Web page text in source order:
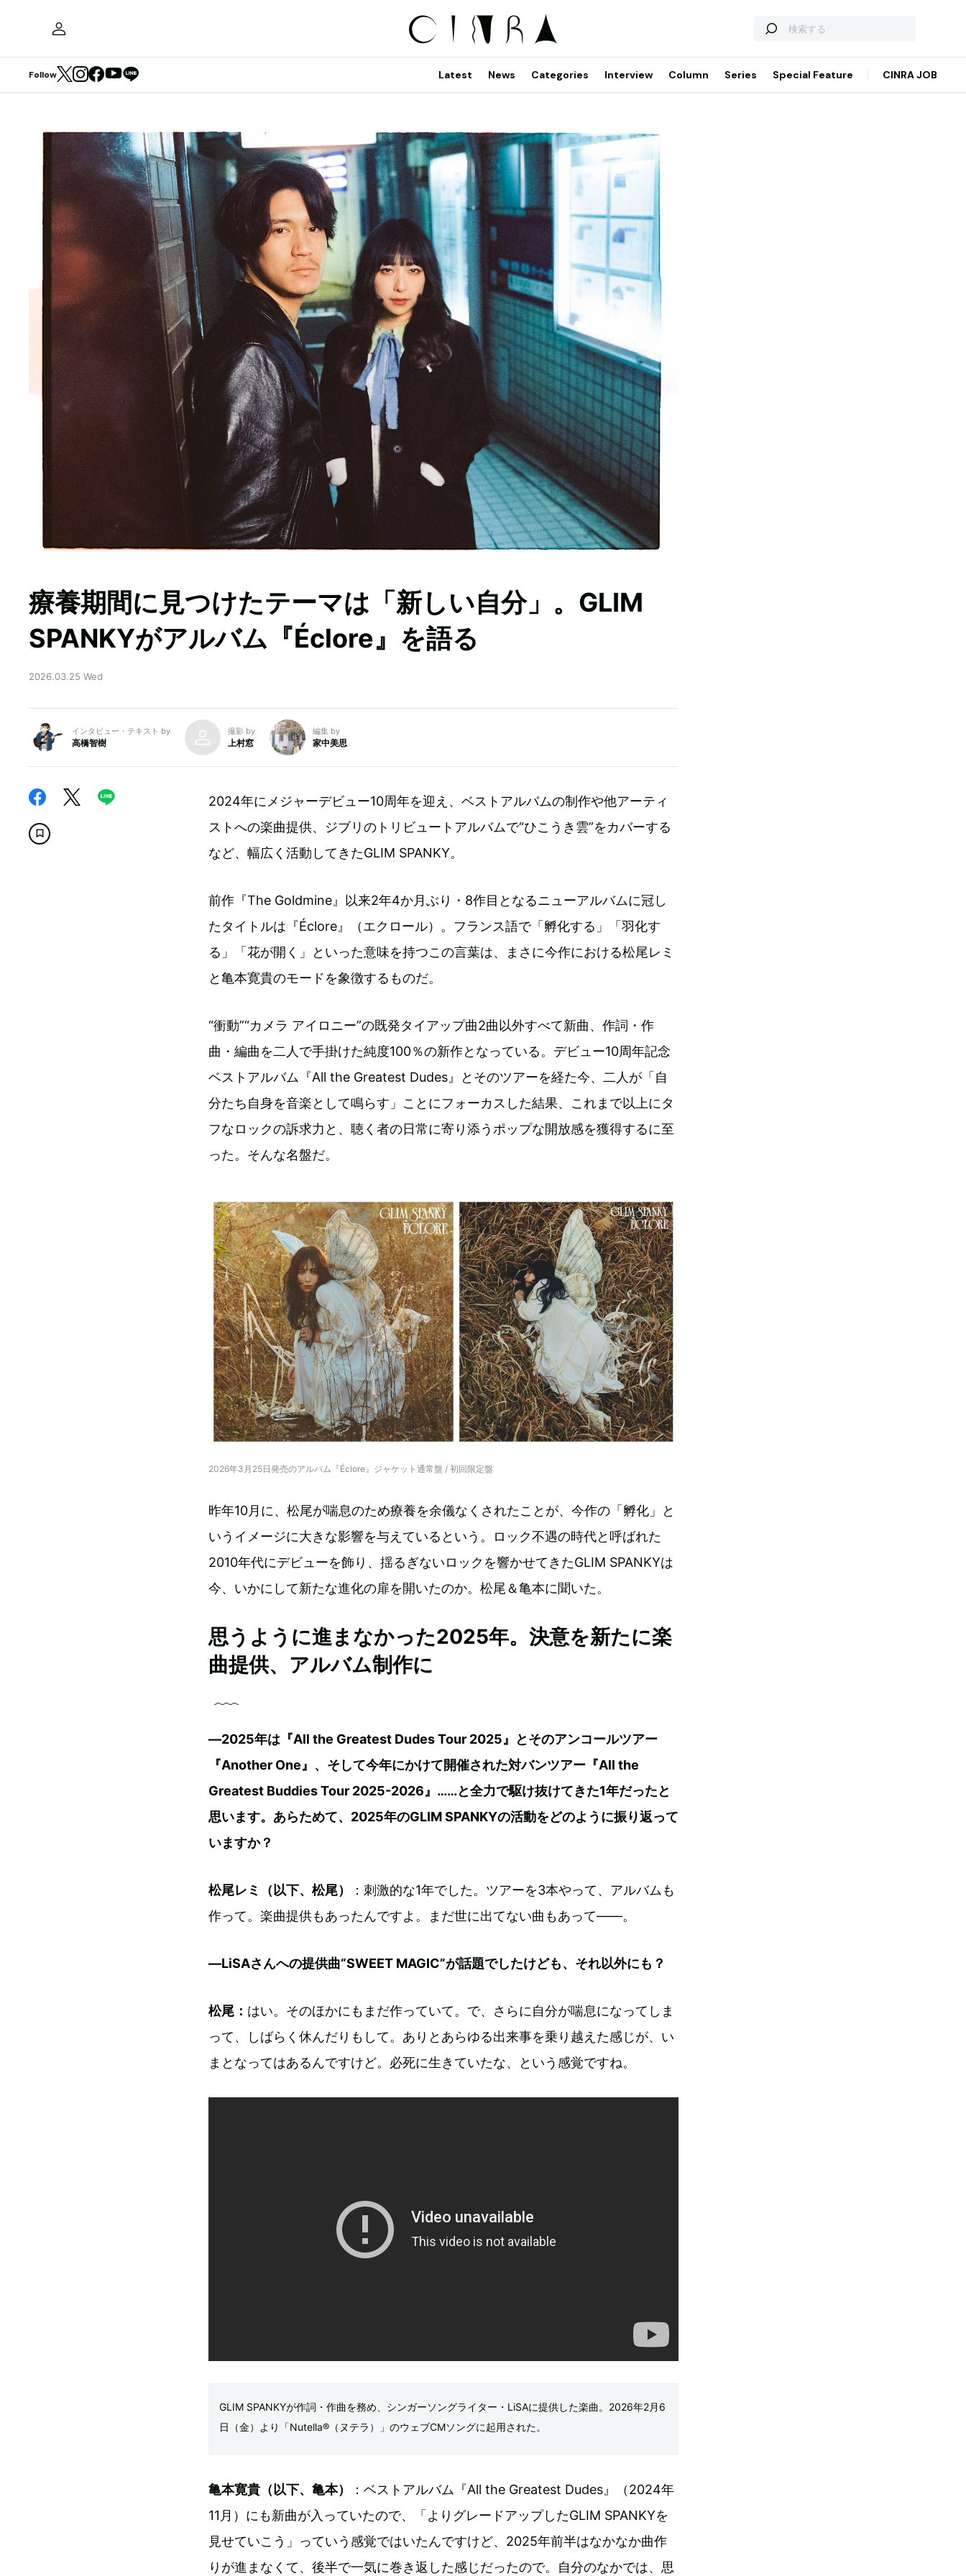
Follow Latest News Categories Interview Column Series Special Feature CINRA JOB
療養期間に見つけたテーマは「新しい自分」。GLIM
SPANKYがアルバム『Éclore』を語る
2026.03.25 Wed
インタビュー・テキスト by
高橋智樹
撮影 by
上村窓
編集 by
家中美思
2024年にメジャーデビュー10周年を迎え、ベストアルバムの制作や他アーティ
ストへの楽曲提供、ジブリのトリビュートアルバムで“ひこうき雲”をカバーする
など、幅広く活動してきたGLIM SPANKY。
前作『The Goldmine』以来2年4か月ぶり・8作目となるニューアルバムに冠し
たタイトルは『Éclore』（エクロール）。フランス語で「孵化する」「羽化す
る」「花が開く」といった意味を持つこの言葉は、まさに今作における松尾レミ
と亀本寛貴のモードを象徴するものだ。
“衝動”“カメラ アイロニー”の既発タイアップ曲2曲以外すべて新曲、作詞・作
曲・編曲を二人で手掛けた純度100％の新作となっている。デビュー10周年記念
ベストアルバム『All the Greatest Dudes』とそのツアーを経た今、二人が「自
分たち自身を音楽として鳴らす」ことにフォーカスした結果、これまで以上にタ
フなロックの訴求力と、聴く者の日常に寄り添うポップな開放感を獲得するに至
った。そんな名盤だ。
2026年3月25日発売のアルバム『Éclore』ジャケット通常盤 / 初回限定盤
昨年10月に、松尾が喘息のため療養を余儀なくされたことが、今作の「孵化」と
いうイメージに大きな影響を与えているという。ロック不遇の時代と呼ばれた
2010年代にデビューを飾り、揺るぎないロックを響かせてきたGLIM SPANKYは
今、いかにして新たな進化の扉を開いたのか。松尾＆亀本に聞いた。
思うように進まなかった2025年。決意を新たに楽
曲提供、アルバム制作に
―2025年は『All the Greatest Dudes Tour 2025』とそのアンコールツアー
『Another One』、そして今年にかけて開催された対バンツアー『All the
Greatest Buddies Tour 2025-2026』……と全力で駆け抜けてきた1年だったと
思います。あらためて、2025年のGLIM SPANKYの活動をどのように振り返って
いますか？
松尾レミ（以下、松尾）
：刺激的な1年でした。ツアーを3本やって、アルバムも
作って。楽曲提供もあったんですよ。まだ世に出てない曲もあって——。
―LiSAさんへの提供曲“SWEET MAGIC”が話題でしたけども、それ以外にも？
松尾： はい。そのほかにもまだ作っていて。で、さらに自分が喘息になってしま
って、しばらく休んだりもして。ありとあらゆる出来事を乗り越えた感じが、い
まとなってはあるんですけど。必死に生きていたな、という感覚ですね。
GLIM SPANKYが作詞・作曲を務め、シンガーソングライター・LiSAに提供した楽曲。2026年2月6
日（金）より「Nutella®（ヌテラ）」のウェブCMソングに起用された。
亀本寛貴（以下、亀本）
：ベストアルバム『All the Greatest Dudes』（2024年
11月）にも新曲が入っていたので、「よりグレードアップしたGLIM SPANKYを
見せていこう」っていう感覚ではいたんですけど、2025年前半はなかなか曲作
りが進まなくて、後半で一気に巻き返した感じだったので。自分のなかでは、思